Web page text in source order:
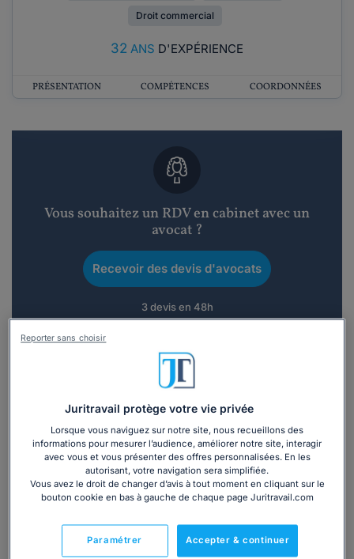
Droit commercial
32 ANS D'EXPÉRIENCE
PRÉSENTATION COMPÉTENCES COORDONNÉES
Vous souhaitez un RDV en cabinet avec un
avocat ?
Recevoir des devis d'avocats
3 devis en 48h
Vous souhaitez une consultation par
téléphone ?
Consulter immédiatement
vendredi)
Juritravail protège votre vie privée
Lorsque vous naviguez sur notre site, nous recueillons des
informations pour mesurer l’audience, améliorer notre site, interagir
avec vous et vous présenter des offres personnalisées. En les
autorisant, votre navigation sera simplifiée.
Vous avez le droit de changer d’avis à tout moment en cliquant sur le
bouton cookie en bas à gauche de chaque page Juritravail.com
Accepter & continuer
Paramétrer
Reporter sans choisir